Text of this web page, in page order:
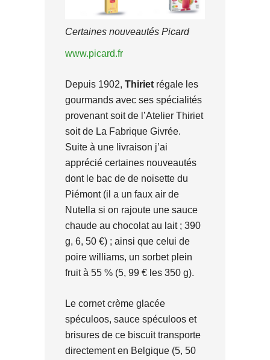
Certaines nouveautés Picard
www.picard.fr
Depuis 1902, Thiriet régale les
gourmands avec ses spécialités
provenant soit de l’Atelier Thiriet
soit de La Fabrique Givrée.
Suite à une livraison j’ai
apprécié certaines nouveautés
dont le bac de de noisette du
Piémont (il a un faux air de
Nutella si on rajoute une sauce
chaude au chocolat au lait ; 390
g, 6, 50 €) ; ainsi que celui de
poire williams, un sorbet plein
fruit à 55 % (5, 99 € les 350 g).
Le cornet crème glacée
spéculoos, sauce spéculoos et
brisures de ce biscuit transporte
directement en Belgique (5, 50